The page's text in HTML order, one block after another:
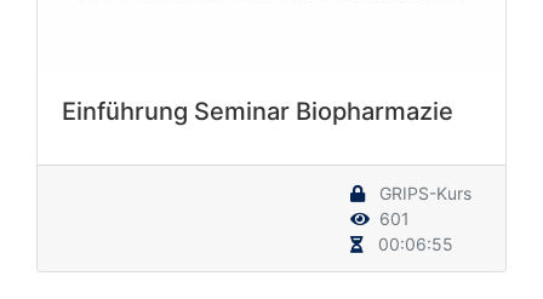
Einführung Seminar Biopharmazie
GRIPS-Kurs
601
00:06:55